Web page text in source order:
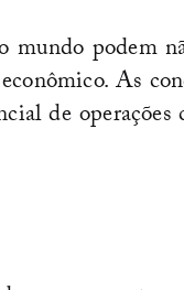
podem
As
de operações